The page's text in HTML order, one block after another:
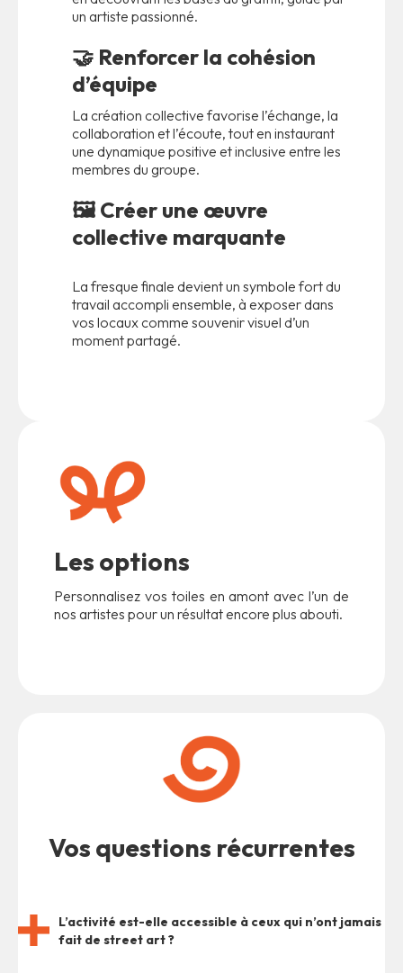
un artiste passionné.
🤝 Renforcer la cohésion
d’équipe
La création collective favorise l’échange, la
collaboration et l’écoute, tout en instaurant
une dynamique positive et inclusive entre les
membres du groupe.
🖼️ Créer une œuvre
collective marquante
La fresque finale devient un symbole fort du
travail accompli ensemble, à exposer dans
vos locaux comme souvenir visuel d’un
moment partagé.
Les options
Personnalisez vos toiles en amont avec l’un de
nos artistes pour un résultat encore plus abouti.
Vos questions récurrentes
L’activité est-elle accessible à ceux qui n’ont jamais
fait de street art ?